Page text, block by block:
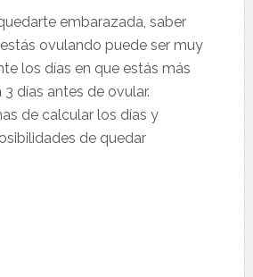
embarazada, saber
ovulando puede ser muy
los días en que estás más
días antes de ovular.
de calcular los días y
de quedar